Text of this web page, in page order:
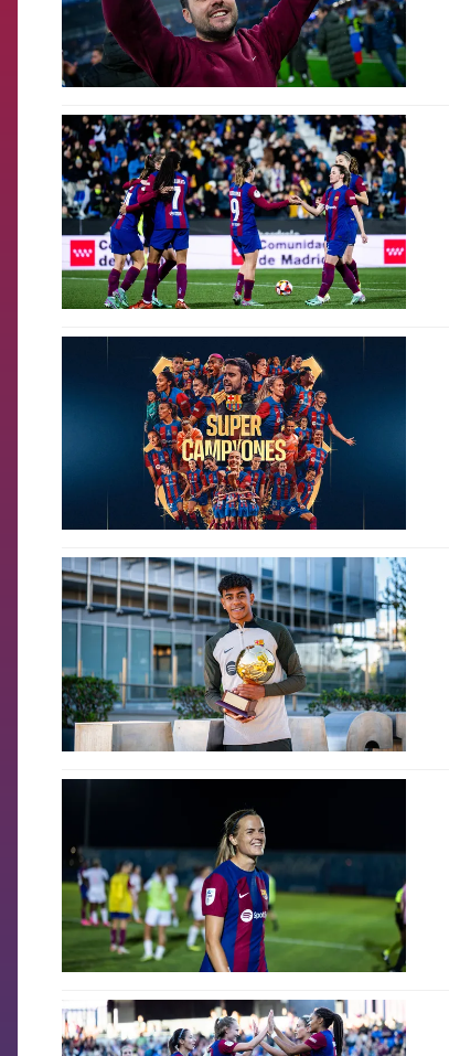
FCB Barcelona badge
FCB Barcelona badge
FCB Barcelona badge